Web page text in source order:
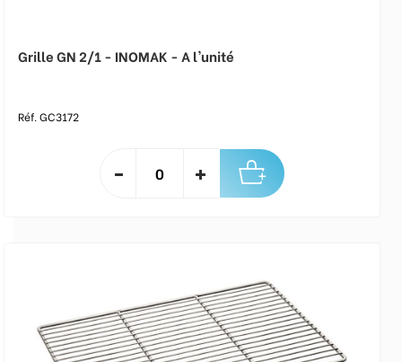
Grille GN 2/1 - INOMAK - A l'unité
Réf. GC3172